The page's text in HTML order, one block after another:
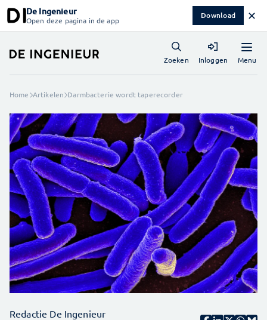
De Ingenieur
Open deze pagina in de app Download ✕
Menu
Zoeken Inloggen
Home Artikelen Darmbacterie wordt taperecorder
Redactie De Ingenieur